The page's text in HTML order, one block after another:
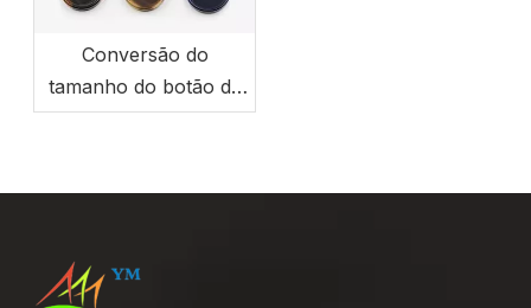
Conversão do
tamanho do botão da
roupa